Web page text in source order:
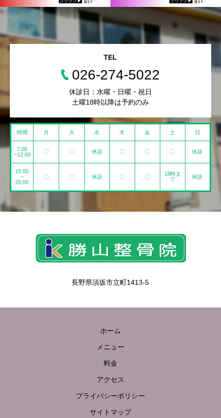
TEL
026-274-5022
休診日：水曜・日曜・祝日
土曜18時以降は予約のみ
時間 月 火 水 木 金 土 日
7:00
~12:00
〇 〇 休診 〇 〇 〇 休診
15:00
~
20:00
〇 〇 休診 〇 〇
18時ま
で
休診
長野県須坂市立町1413-5
ホーム
メニュー
料金
アクセス
プライバシーポリシー
サイトマップ